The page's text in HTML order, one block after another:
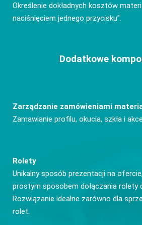
Określenie dokładnych kosztów
naciśnięciem jednego przycisku”.
Dodatkowe
Zarządzanie zamówieniami
Zamawianie profilu, okucia, szkła i
Rolety
Unikalny sposób prezentacji na
prostym sposobem dołączania rolety
Rozwiązanie idealne zarówno dla
rolet.